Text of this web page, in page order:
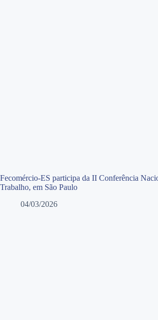
Fecomércio-ES participa da II Conferência
Trabalho, em São Paulo
04/03/2026